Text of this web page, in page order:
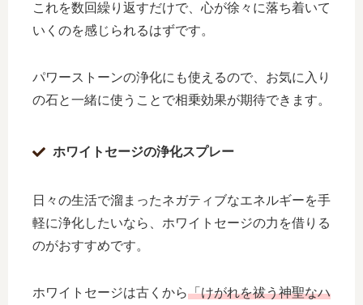
これを数回繰り返すだけで、心が徐々に落ち着いて
いくのを感じられるはずです。
パワーストーンの浄化にも使えるので、お気に入り
の石と一緒に使うことで相乗効果が期待できます。
ホワイトセージの浄化スプレー
日々の生活で溜まったネガティブなエネルギーを手
軽に浄化したいなら、ホワイトセージの力を借りる
のがおすすめです。
ホワイトセージは古くから「けがれを祓う神聖なハ